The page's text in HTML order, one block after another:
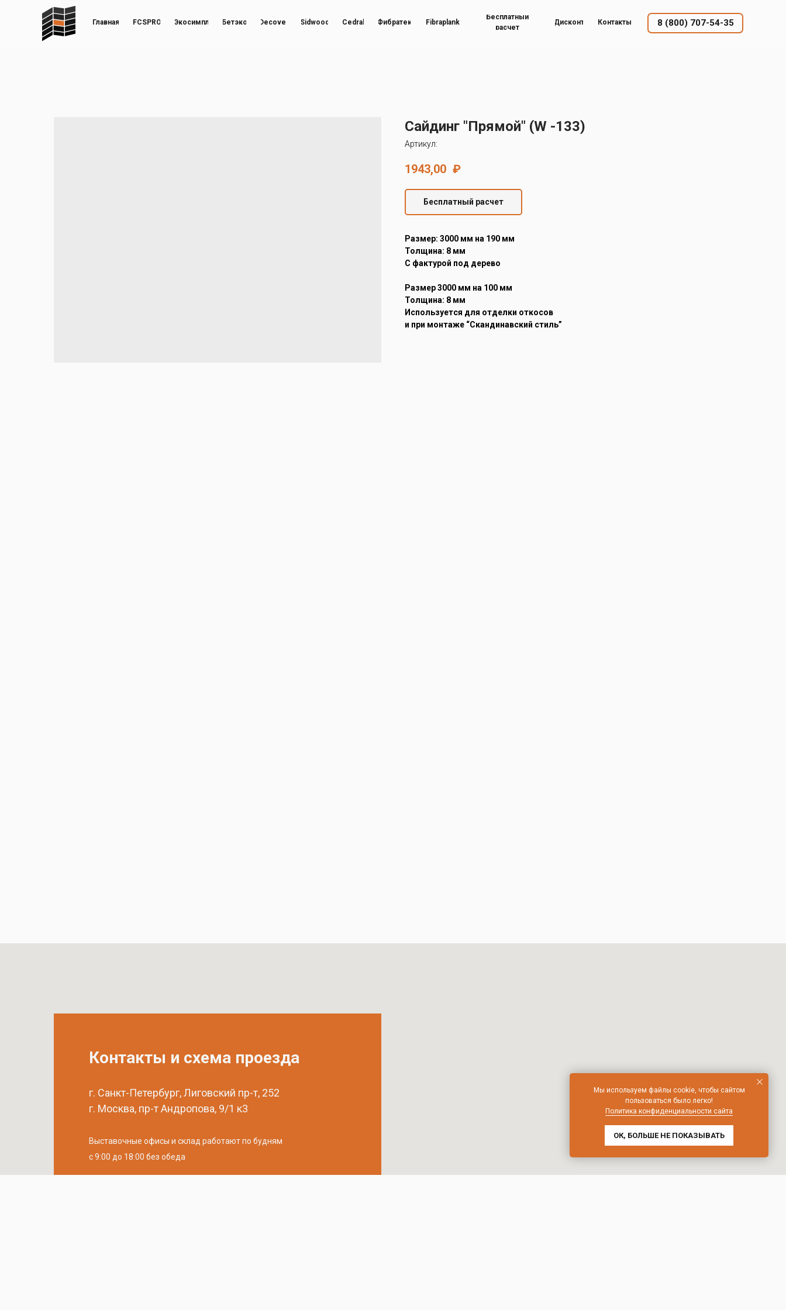
8 (800) 707-54-35
Главная FCSPRO Бетэко Decover Sidwood Cedral Фибратек
Бесплатный
расчет
Контакты
Дисконт
Экосимпл Fibraplank
Сайдинг "Прямой" (W -133)
Артикул:
1943,00 ₽
Бесплатный расчет
Размер: 3000 мм на 190 мм
Толщина: 8 мм
С фактурой под дерево
Размер 3000 мм на 100 мм
Толщина: 8 мм
Используется для отделки откосов
и при монтаже “Скандинавский стиль”
Мы используем файлы cookie, чтобы сайтом
пользоваться было легко!
Политика конфиденциальности сайта
ОК, БОЛЬШЕ НЕ ПОКАЗЫВАТЬ
Контакты и схема проезда
г. Санкт-Петербург, Лиговский пр-т, 252
г. Москва, пр-т Андропова, 9/1 к3
Выставочные офисы и склад работают по будням
с 9:00 до 18:00 без обеда